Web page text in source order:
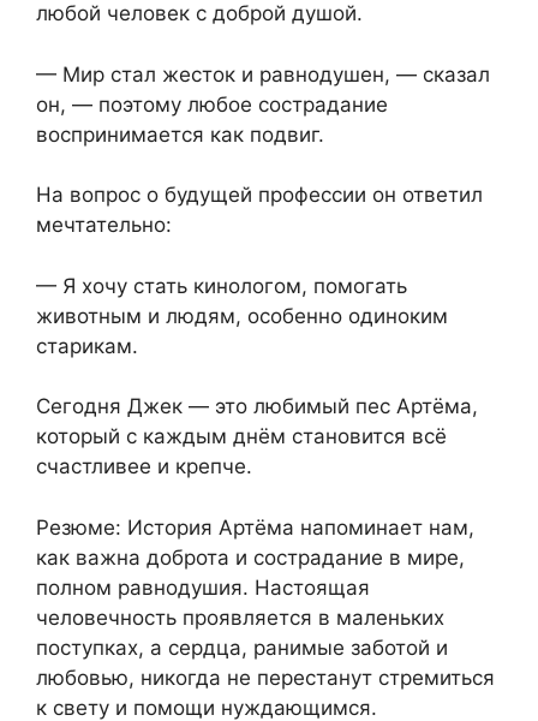
любой человек с доброй душой.
— Мир стал жесток и равнодушен, — сказал
он, — поэтому любое сострадание
воспринимается как подвиг.
На вопрос о будущей профессии он ответил
мечтательно:
— Я хочу стать кинологом, помогать
животным и людям, особенно одиноким
старикам.
Сегодня Джек — это любимый пес Артёма,
который с каждым днём становится всё
счастливее и крепче.
Резюме: История Артёма напоминает нам,
как важна доброта и сострадание в мире,
полном равнодушия. Настоящая
человечность проявляется в маленьких
поступках, а сердца, ранимые заботой и
любовью, никогда не перестанут стремиться
к свету и помощи нуждающимся.